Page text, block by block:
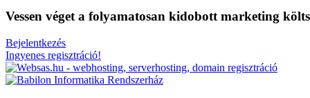
Vessen véget a folyamatosan kidobott marketing
Bejelentkezés
Ingyenes regisztráció!